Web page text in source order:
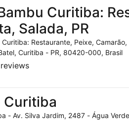
Curitiba:
Salada, PR
Restaurante, Peixe,
Curitiba - PR, 80420-000, Brasil
Curitiba
- Av. Silva Jardim, 2487 - Água